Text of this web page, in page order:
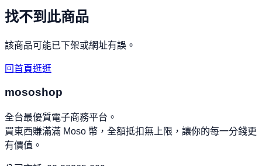
找不到此商品
該商品可能已下架或網址有誤。
回首頁逛逛
mososhop
全台最優質電子商務平台。
買東西賺滿滿 Moso 幣，全額抵扣無上限，讓你的每一分錢更
有價值。